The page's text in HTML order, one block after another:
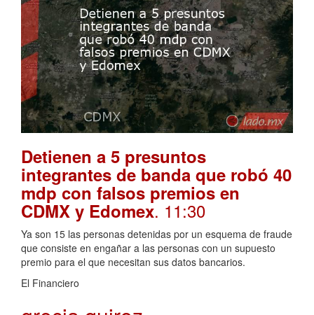
Detienen a 5 presuntos
integrantes de banda que robó 40
mdp con falsos premios en
CDMX y Edomex. 11:30
Ya son 15 las personas detenidas por un esquema de fraude
que consiste en engañar a las personas con un supuesto
premio para el que necesitan sus datos bancarios.
El Financiero